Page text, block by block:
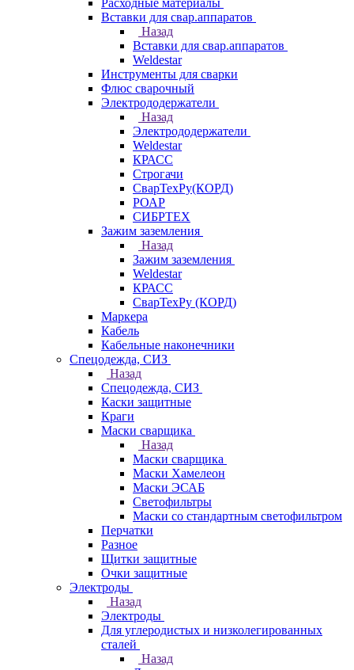
Расходные материалы
Вставки для свар.аппаратов
Назад
Вставки для свар.аппаратов
Weldestar
Инструменты для сварки
Флюс сварочный
Электрододержатели
Назад
Электрододержатели
Weldestar
КРАСС
Строгачи
СварТехРу(КОРД)
РОАР
СИБРТЕХ
Зажим заземления
Назад
Зажим заземления
Weldestar
КРАСС
СварТехРу (КОРД)
Маркера
Кабель
Кабельные наконечники
Спецодежда, СИЗ
Назад
Спецодежда, СИЗ
Каски защитные
Краги
Маски сварщика
Назад
Маски сварщика
Маски Хамелеон
Маски ЭСАБ
Светофильтры
Маски со стандартным светофильтром
Перчатки
Разное
Щитки защитные
Очки защитные
Электроды
Назад
Электроды
Для углеродистых и низколегированных
сталей
Назад